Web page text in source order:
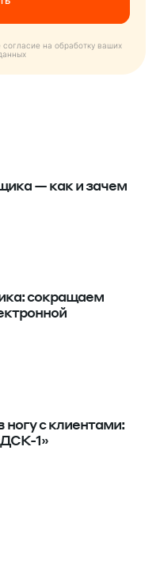
на обработку ваших
— как и зачем
сокращаем
ногу с клиентами:
1»